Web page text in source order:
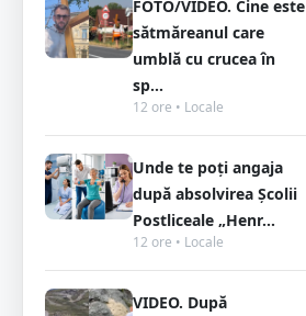
FOTO/VIDEO. Cine este
sătmăreanul care
umblă cu crucea în
sp...
12 ore • Locale
Unde te poți angaja
după absolvirea Școlii
Postliceale „Henr...
12 ore • Locale
VIDEO. După